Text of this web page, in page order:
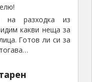
разходка из
какви неща за
Готов ли си за